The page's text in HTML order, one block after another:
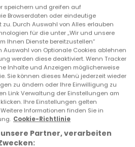
Wohnung
Soleuvre
789.000 €
2 98,25 m²
speichern und greifen auf
Browserdaten oder eindeutige
Durch Auswahl von Alles erlauben
für die unter „Wir und unsere
Ihnen Dienste bereitzustellen“
Auswahl von Optionale Cookies ablehnen
werden diese deaktiviert. Wenn Tracker
Inhalte und Anzeigen möglicherweise
Sie können dieses Menü jederzeit wieder
zu ändern oder Ihre Einwilligung zu
Link Verwaltung der Einstellungen am
Ihre Einstellungen gelten
Informationen finden Sie in
Cookie-Richtlinie
unsere Partner, verarbeiten